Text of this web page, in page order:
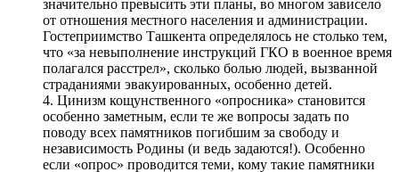
значительно превысить эти планы, во многом зависело
от отношения местного населения и администрации.
Гостеприимство Ташкента определялось не столько тем,
что «за невыполнение инструкций ГКО в военное время
полагался расстрел», сколько болью людей, вызванной
страданиями эвакуированных, особенно детей.
4. Цинизм кощунственного «опросника» становится
особенно заметным, если те же вопросы задать по
поводу всех памятников погибшим за свободу и
независимость Родины (и ведь задаются!). Особенно
если «опрос» проводится теми, кому такие памятники